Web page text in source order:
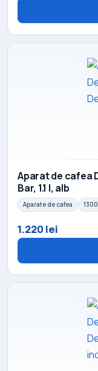
Aparat de cafea
Bar, 1.1 l, alb
Aparate de cafea
1.220 lei